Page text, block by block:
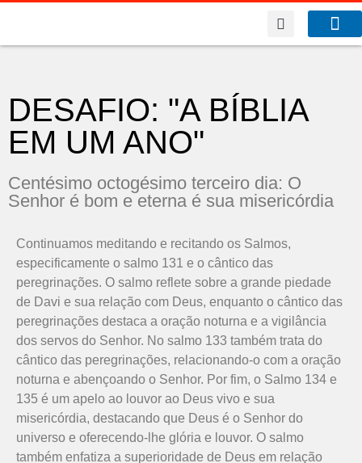
DESAFIO: "A BÍBLIA
EM UM ANO"
Centésimo octogésimo terceiro dia: O
Senhor é bom e eterna é sua misericórdia
Continuamos meditando e recitando os Salmos,
especificamente o salmo 131 e o cântico das
peregrinações. O salmo reflete sobre a grande piedade
de Davi e sua relação com Deus, enquanto o cântico das
peregrinações destaca a oração noturna e a vigilância
dos servos do Senhor. No salmo 133 também trata do
cântico das peregrinações, relacionando-o com a oração
noturna e abençoando o Senhor. Por fim, o Salmo 134 e
135 é um apelo ao louvor ao Deus vivo e sua
misericórdia, destacando que Deus é o Senhor do
universo e oferecendo-lhe glória e louvor. O salmo
também enfatiza a superioridade de Deus em relação